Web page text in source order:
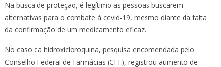
Na busca de proteção, é legítimo as pessoas buscarem
alternativas para o combate à covid-19, mesmo diante da falta
da confirmação de um medicamento eficaz.
No caso da hidroxicloroquina, pesquisa encomendada pelo
Conselho Federal de Farmácias (CFF), registrou aumento de